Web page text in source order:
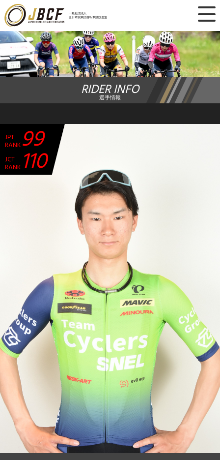
一般社団法人
全日本実業団自転車競技連盟
×
ニュース
レース日程
ランキング
競技ガイド
加盟・登録
エントリー
JBCF ROAD SERIESとは
RIDER INFO
選手情報
JPT
RANK99
JCT
RANK 110